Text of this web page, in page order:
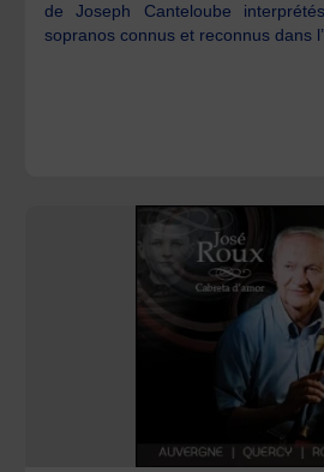
de Joseph Canteloube
sopranos connus et reconnus dans